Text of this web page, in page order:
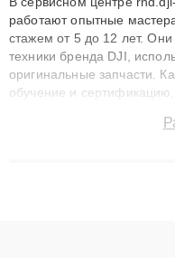
работают опытные
стажем от 5 до 12 лет.
техники бренда DJI,
оригинальные запчасти.
обучение и
сохранением гарантии